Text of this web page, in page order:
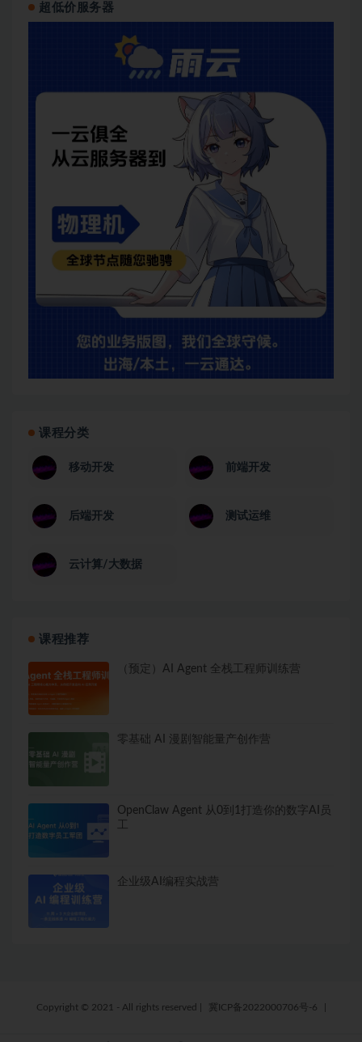
超低价服务器
课程分类
移动开发 前端开发
后端开发 测试运维
云计算/大数据
课程推荐
（预定）AI Agent 全栈工程师训练营
零基础 AI 漫剧智能量产创作营
OpenClaw Agent 从0到1打造你的数字AI员
工
企业级AI编程实战营
Copyright © 2021 - All rights reserved 冀ICP备2022000706号-6